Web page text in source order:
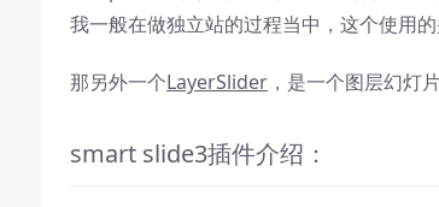
Playback Rate
Chapters
Descriptions
我一般在做独立站的过程当中，这个使用的
那另外一个LayerSlider ，是一个图层幻灯
smart slide3插件介绍：